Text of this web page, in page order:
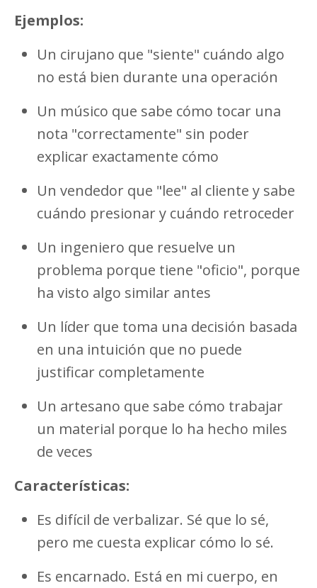
Ejemplos:
Un cirujano que "siente" cuándo algo
no está bien durante una operación
Un músico que sabe cómo tocar una
nota "correctamente" sin poder
explicar exactamente cómo
Un vendedor que "lee" al cliente y sabe
cuándo presionar y cuándo retroceder
Un ingeniero que resuelve un
problema porque tiene "oficio", porque
ha visto algo similar antes
Un líder que toma una decisión basada
en una intuición que no puede
justificar completamente
Un artesano que sabe cómo trabajar
un material porque lo ha hecho miles
de veces
Características:
Es difícil de verbalizar. Sé que lo sé,
pero me cuesta explicar cómo lo sé.
Es encarnado. Está en mi cuerpo, en